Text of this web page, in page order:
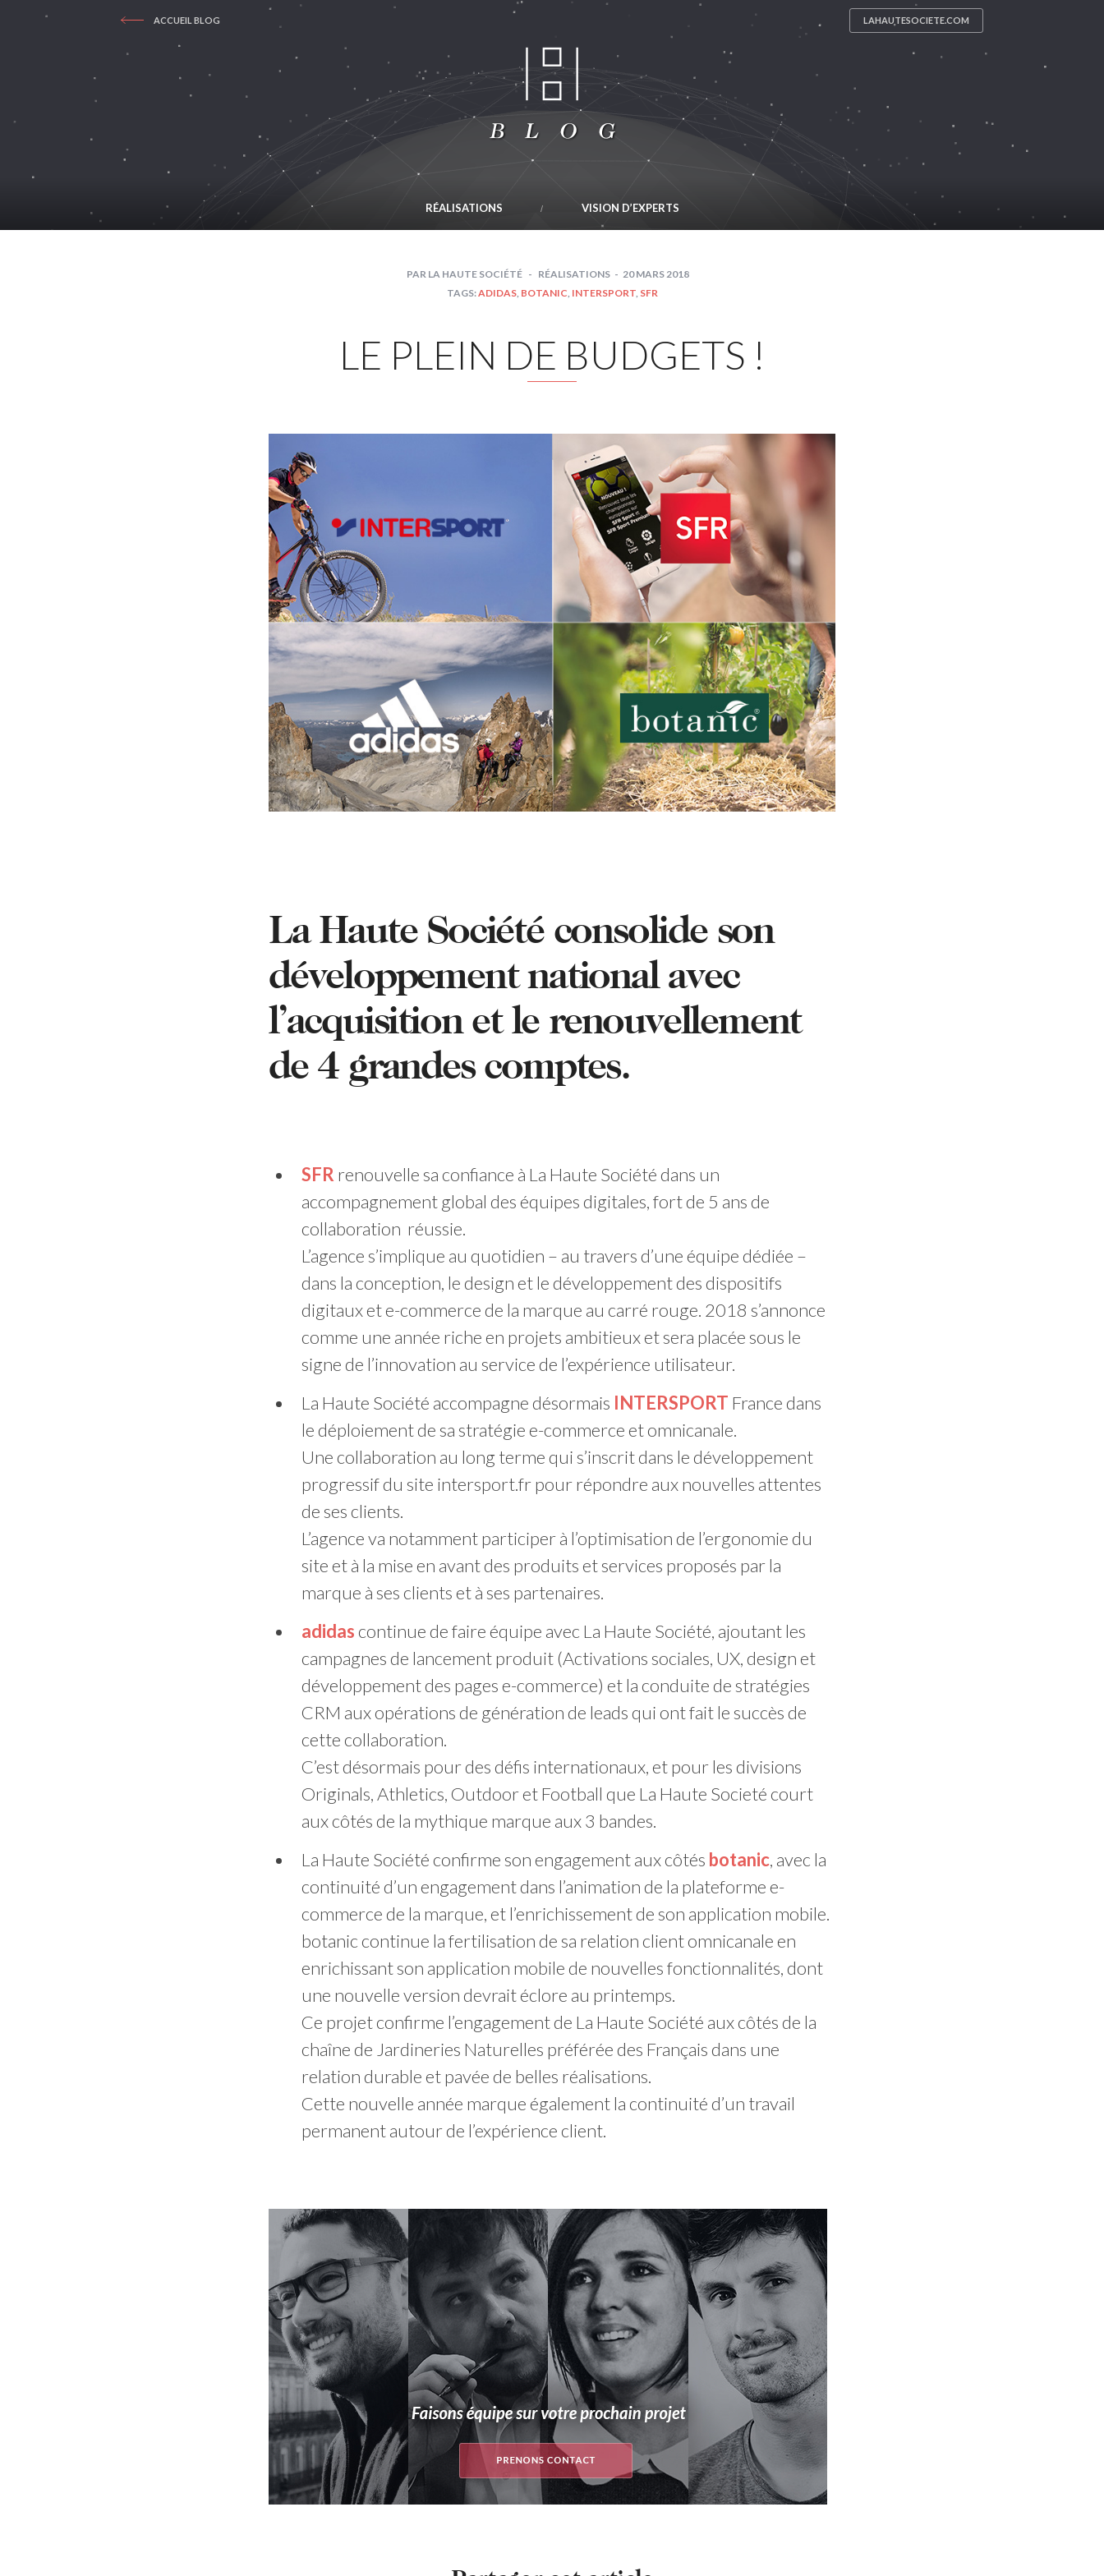
RÉALISATIONS VISION D’EXPERTS
LAHAUTESOCIETE.COM
ACCUEIL BLOG
PAR LA HAUTE SOCIÉTÉ RÉALISATIONS
20 MARS 2018
TAGS:ADIDAS, BOTANIC, INTERSPORT, SFR
LE PLEIN DE BUDGETS !
La Haute Société consolide son
développement national avec
l’acquisition et le renouvellement
de 4 grandes comptes.
SFR renouvelle sa confiance à La Haute Société dans un
accompagnement global des équipes digitales, fort de 5 ans de
collaboration réussie.
L’agence s’implique au quotidien – au travers d’une équipe dédiée –
dans la conception, le design et le développement des dispositifs
digitaux et e-commerce de la marque au carré rouge. 2018 s’annonce
comme une année riche en projets ambitieux et sera placée sous le
signe de l’innovation au service de l’expérience utilisateur.
La Haute Société accompagne désormais INTERSPORT France dans
le déploiement de sa stratégie e-commerce et omnicanale.
Une collaboration au long terme qui s’inscrit dans le développement
progressif du site intersport.fr pour répondre aux nouvelles attentes
de ses clients.
L’agence va notamment participer à l’optimisation de l’ergonomie du
site et à la mise en avant des produits et services proposés par la
marque à ses clients et à ses partenaires.
adidas continue de faire équipe avec La Haute Société, ajoutant les
campagnes de lancement produit (Activations sociales, UX, design et
développement des pages e-commerce) et la conduite de stratégies
CRM aux opérations de génération de leads qui ont fait le succès de
cette collaboration.
C’est désormais pour des défis internationaux, et pour les divisions
Originals, Athletics, Outdoor et Football que La Haute Societé court
aux côtés de la mythique marque aux 3 bandes.
La Haute Société confirme son engagement aux côtés botanic, avec la
continuité d’un engagement dans l’animation de la plateforme e-
commerce de la marque, et l’enrichissement de son application mobile.
botanic continue la fertilisation de sa relation client omnicanale en
enrichissant son application mobile de nouvelles fonctionnalités, dont
une nouvelle version devrait éclore au printemps.
Ce projet confirme l’engagement de La Haute Société aux côtés de la
chaîne de Jardineries Naturelles préférée des Français dans une
relation durable et pavée de belles réalisations.
Cette nouvelle année marque également la continuité d’un travail
permanent autour de l’expérience client.